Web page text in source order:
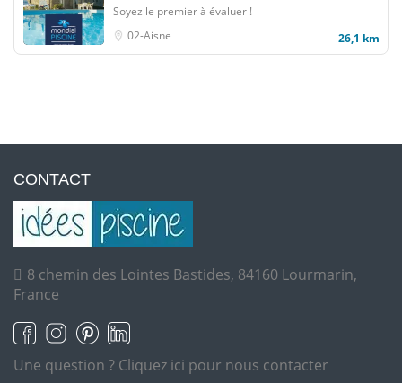
Soyez le premier à évaluer !
02-Aisne
26,1 km
CONTACT
8 chemin des Lointes Bastides, 84160 Lourmarin,
France
Une question ? Cliquez ici pour nous contacter